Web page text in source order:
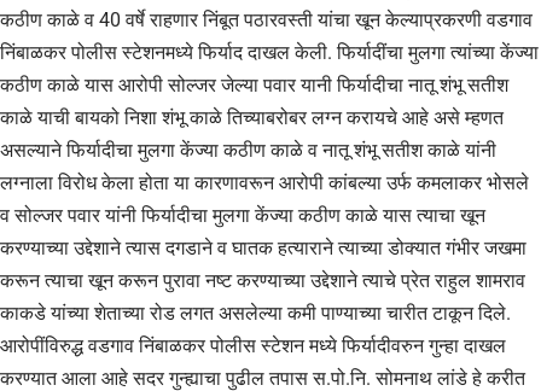
कठीण काळे व 40 वर्षे राहणार निंबूत पठारवस्ती यांचा खून केल्याप्रकरणी वडगाव
निंबाळकर पोलीस स्टेशनमध्ये फिर्याद दाखल केली. फिर्यादींचा मुलगा त्यांच्या केंज्या
कठीण काळे यास आरोपी सोल्जर जेल्या पवार यानी फिर्यादीचा नातू शंभू सतीश
काळे याची बायको निशा शंभू काळे तिच्याबरोबर लग्न करायचे आहे असे म्हणत
असल्याने फिर्यादीचा मुलगा केंज्या कठीण काळे व नातू शंभू सतीश काळे यांनी
लग्नाला विरोध केला होता या कारणावरून आरोपी कांबल्या उर्फ कमलाकर भोसले
व सोल्जर पवार यांनी फिर्यादीचा मुलगा केंज्या कठीण काळे यास त्याचा खून
करण्याच्या उद्देशाने त्यास दगडाने व घातक हत्याराने त्याच्या डोक्यात गंभीर जखमा
करून त्याचा खून करून पुरावा नष्ट करण्याच्या उद्देशाने त्याचे प्रेत राहुल शामराव
काकडे यांच्या शेताच्या रोड लगत असलेल्या कमी पाण्याच्या चारीत टाकून दिले.
आरोपींविरुद्ध वडगाव निंबाळकर पोलीस स्टेशन मध्ये फिर्यादीवरुन गुन्हा दाखल
करण्यात आला आहे सदर गुन्ह्याचा पुढील तपास स.पो.नि. सोमनाथ लांडे हे करीत